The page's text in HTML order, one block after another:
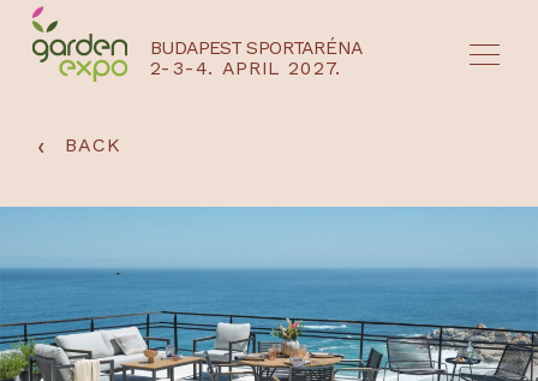
BUDAPEST SPORTARÉNA
2-3-4. APRIL 2027.
‹ BACK